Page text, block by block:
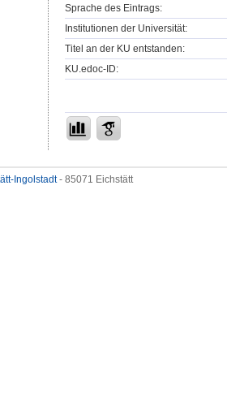
Sprache des Eintrags:
Institutionen der Universität:
Titel an der KU entstanden:
KU.edoc-ID:
Ingolstadt- 85071 Eichstätt